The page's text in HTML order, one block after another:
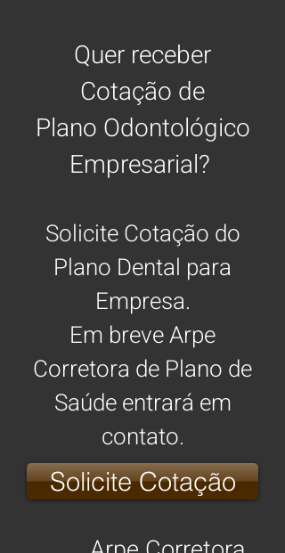
Quer receber
Cotação de
Plano Odontológico
Empresarial?
Solicite Cotação do
Plano Dental para
Empresa.
Em breve Arpe
Corretora de Plano de
Saúde entrará em
contato.
Solicite Cotação